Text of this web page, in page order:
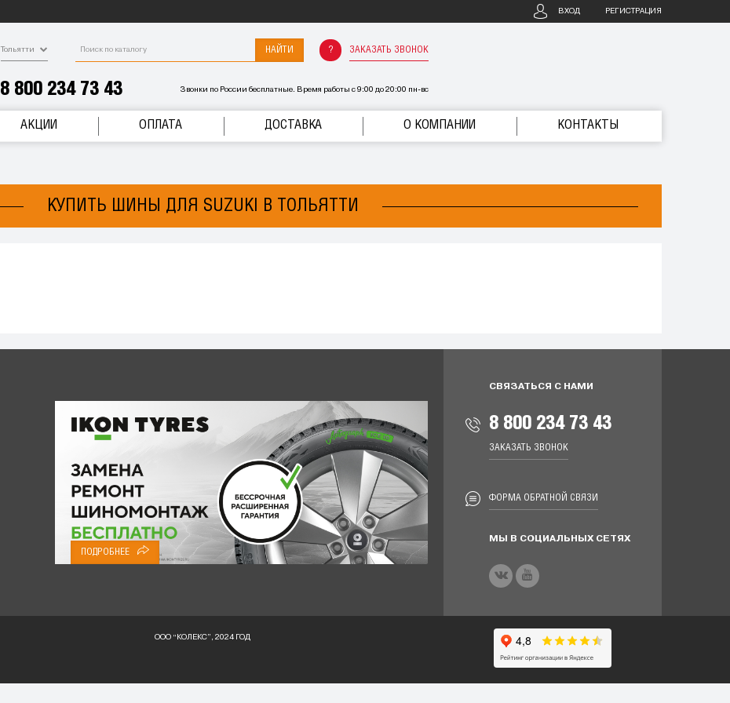
ВХОД РЕГИСТРАЦИЯ
Тольятти НАЙТИ ЗАКАЗАТЬ ЗВОНОК
8 800 234 73 43 Звонки по России бесплатные. Время работы с 9:00 до 20:00 пн-вс
АКЦИИ ОПЛАТА ДОСТАВКА О КОМПАНИИ КОНТАКТЫ
КУПИТЬ ШИНЫ ДЛЯ SUZUKI В ТОЛЬЯТТИ
ПОДРОБНЕЕ
СВЯЗАТЬСЯ С НАМИ
8 800 234 73 43
ЗАКАЗАТЬ ЗВОНОК
ФОРМА ОБРАТНОЙ СВЯЗИ
МЫ В СОЦИАЛЬНЫХ СЕТЯХ
ООО “КОЛЕКС”, 2024 ГОД